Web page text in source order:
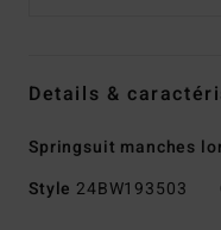
Details &
Springsuit manches
Style 24BW193503